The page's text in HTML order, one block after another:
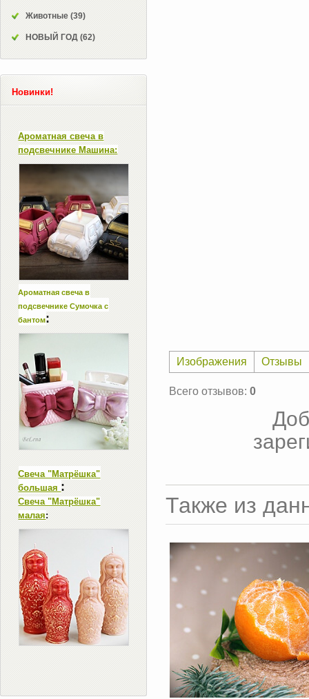
Изображения Отзывы
Всего отзывов: 0
Также из
Животные (39)
НОВЫЙ ГОД (62)
Новинки!
Ароматная свеча в
подсвечнике Машина:
Ароматная свеча в
подсвечнике Сумочка с
бантом:
Свеча "Матрёшка"
большая :
Свеча "Матрёшка"
малая: